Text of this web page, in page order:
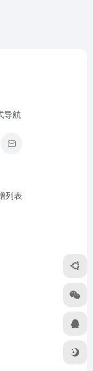
导航
列表